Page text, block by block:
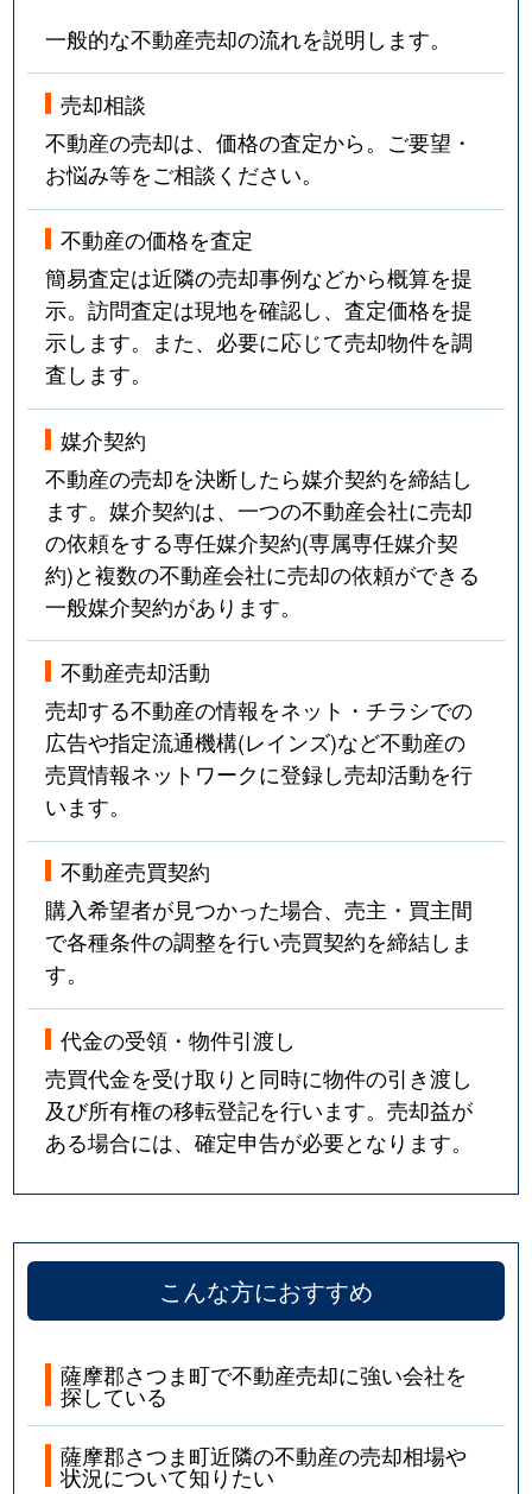
一般的な不動産売却の流れを説明します。
売却相談
不動産の売却は、価格の査定から。ご要望・
お悩み等をご相談ください。
不動産の価格を査定
簡易査定は近隣の売却事例などから概算を提
示。訪問査定は現地を確認し、査定価格を提
示します。また、必要に応じて売却物件を調
査します。
媒介契約
不動産の売却を決断したら媒介契約を締結し
ます。媒介契約は、一つの不動産会社に売却
の依頼をする専任媒介契約(専属専任媒介契
約)と複数の不動産会社に売却の依頼ができる
一般媒介契約があります。
不動産売却活動
売却する不動産の情報をネット・チラシでの
広告や指定流通機構(レインズ)など不動産の
売買情報ネットワークに登録し売却活動を行
います。
不動産売買契約
購入希望者が見つかった場合、売主・買主間
で各種条件の調整を行い売買契約を締結しま
す。
代金の受領・物件引渡し
売買代金を受け取りと同時に物件の引き渡し
及び所有権の移転登記を行います。売却益が
ある場合には、確定申告が必要となります。
こんな方におすすめ
薩摩郡さつま町で不動産売却に強い会社を
探している
薩摩郡さつま町近隣の不動産の売却相場や
状況について知りたい